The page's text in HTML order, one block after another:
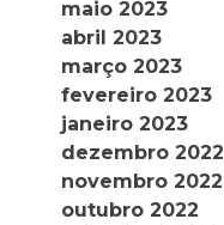
maio 2023
abril 2023
março 2023
fevereiro 2023
janeiro 2023
dezembro 2022
novembro 2022
outubro 2022